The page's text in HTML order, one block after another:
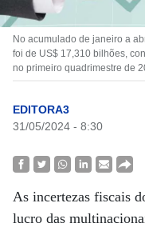
No acumulado de janeiro a
foi de US$ 17,310 bilhões,
no primeiro quadrimestre de
EDITORA3
31/05/2024 - 8:30
As incertezas fiscais
lucro das